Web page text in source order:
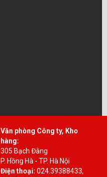
Văn phòng Công ty, Kho
hàng:
305 Bạch Đằng
P. Hồng Hà - TP. Hà Nội
Điện thoại: 024.39388433,